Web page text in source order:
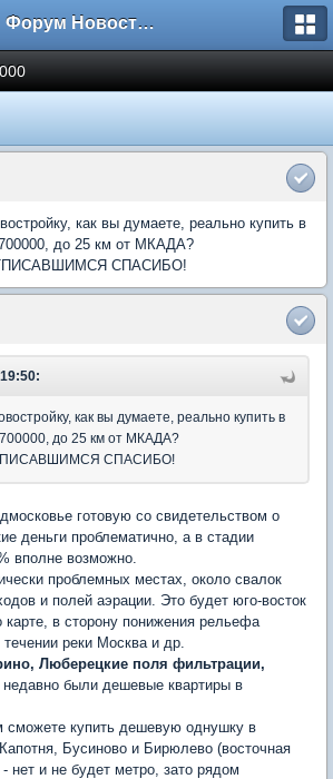
Форум Новостройки
как вы думаете, реально купить в
до 25 км от МКАДА?
СПАСИБО!
как вы думаете, реально купить в
до 25 км от МКАДА?
СПАСИБО!
готовую со свидетельством о
деньги проблематично, а в стадии
вполне возможно.
проблемных местах, около свалок
и полей аэрации. Это будет юго-восток
карте, в сторону понижения рельефа
реки Москва и др.
Люберецкие поля фильтрации,
были дешевые квартиры в
сможете купить дешевую однушку в
Бусиново и Бирюлево (восточная
нет и не будет метро, зато рядом